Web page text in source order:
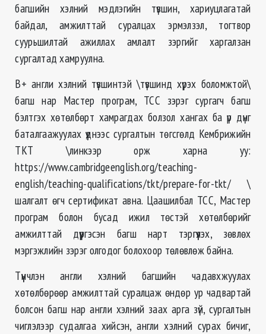
багшийн хэлний мэдлэгийн түвшин, хариуцлагатай
байдал, амжилттай суралцах эрмэлзэл, тогтвор
суурьшилтай ажиллах амлалт зэргийг харгалзан
сургалтад хамруулна.
В+ англи хэлний түвшинтэй \түвшинд хүрэх боломжтой\
багш нар Мастер програм, ТСС зэрэг сургагч багш
бэлтгэх хөтөлбөрт хамрагдах болзол хангах ба үр дүнг
баталгаажуулах үүднээс сургалтын төгсгөлд Кембрижийн
ТКТ \линкээр орж харна уу:
https://www.cambridgeenglish.org/teaching-
english/teaching-qualifications/tkt/prepare-for-tkt/ \
шалгалт өгч сертификат авна. Цаашилбал ТСС, Мастер
програм болон бусад ижил төстэй хөтөлбөрийг
амжилттай дүүргэсэн багш нарт тэргүүлэх, зөвлөх
мэргэжлийн зэрэг олгодог болохоор төлөвлөж байна.
Түүнчлэн англи хэлний багшийн чадавхжуулах
хөтөлбөрөөр амжилттай суралцаж өндөр ур чадвартай
болсон багш нар англи хэлний заах арга зүй, сургалтын
чиглэлээр судалгаа хийсэн, англи хэлний сурах бичиг,